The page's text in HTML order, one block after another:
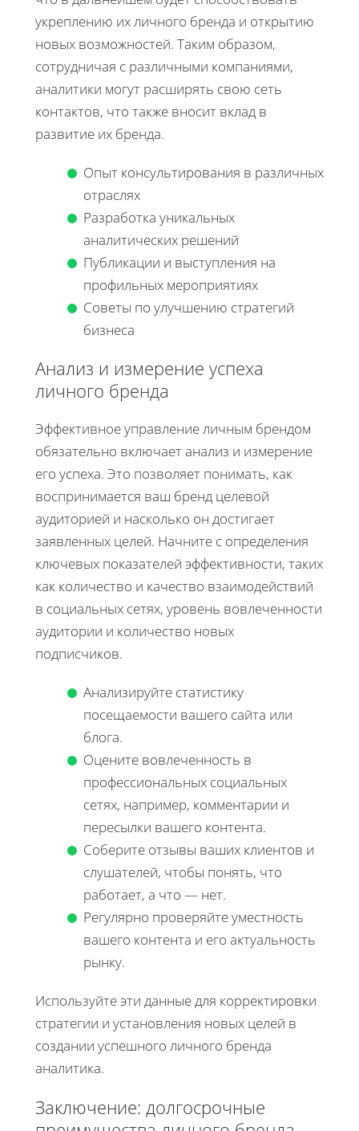
укреплению их личного бренда и открытию
новых возможностей. Таким образом,
сотрудничая с различными компаниями,
аналитики могут расширять свою сеть
контактов, что также вносит вклад в
развитие их бренда.
Опыт консультирования в различных
отраслях
Разработка уникальных
аналитических решений
Публикации и выступления на
профильных мероприятиях
Советы по улучшению стратегий
бизнеса
Анализ и измерение успеха
личного бренда
Эффективное управление личным брендом
обязательно включает анализ и измерение
его успеха. Это позволяет понимать, как
воспринимается ваш бренд целевой
аудиторией и насколько он достигает
заявленных целей. Начните с определения
ключевых показателей эффективности, таких
как количество и качество взаимодействий
в социальных сетях, уровень вовлеченности
аудитории и количество новых
подписчиков.
Анализируйте статистику
посещаемости вашего сайта или
блога.
Оцените вовлеченность в
профессиональных социальных
сетях, например, комментарии и
пересылки вашего контента.
Соберите отзывы ваших клиентов и
слушателей, чтобы понять, что
работает, а что — нет.
Регулярно проверяйте уместность
вашего контента и его актуальность
рынку.
Используйте эти данные для корректировки
стратегии и установления новых целей в
создании успешного личного бренда
аналитика.
Заключение: долгосрочные